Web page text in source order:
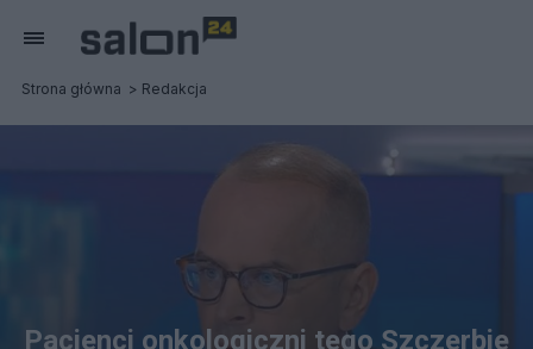
Strona główna Redakcja
Pacjenci onkologiczni tego Szczerbie